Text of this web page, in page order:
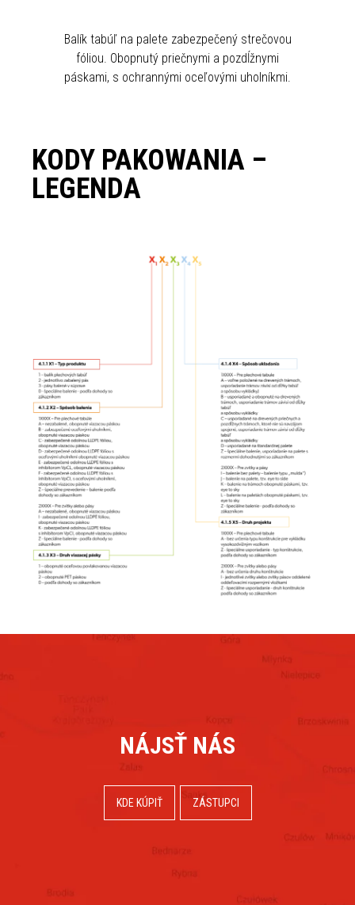
Balík tabúľ na palete zabezpečený strečovou
fóliou. Obopnutý priečnymi a pozdĺžnymi
páskami, s ochrannými oceľovými uholníkmi.
KODY PAKOWANIA –
LEGENDA
NÁJSŤ NÁS
KDE KÚPIŤ ZÁSTUPCI